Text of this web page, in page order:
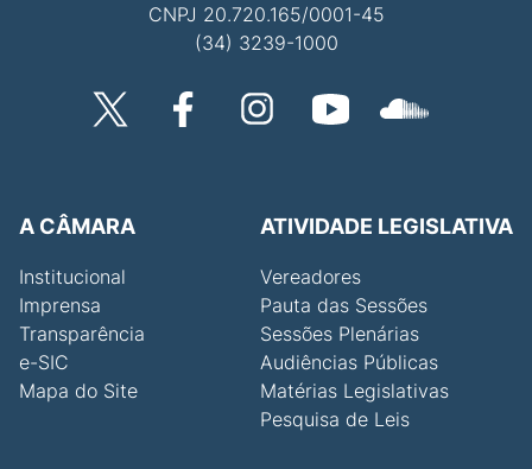
CNPJ 20.720.165/0001-45
(34) 3239-1000
A CÂMARA
Institucional
Imprensa
Transparência
e-SIC
Mapa do Site
ATIVIDADE LEGISLATIVA
Vereadores
Pauta das Sessões
Sessões Plenárias
Audiências Públicas
Matérias Legislativas
Pesquisa de Leis